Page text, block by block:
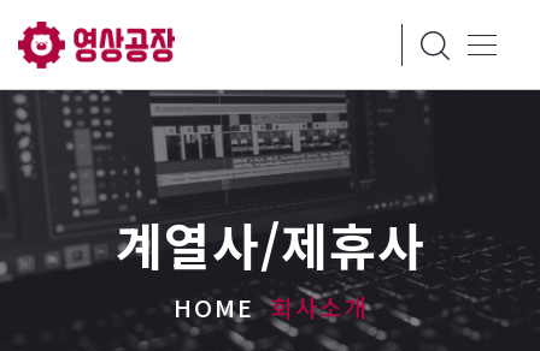
계열사/제휴사
HOME 회사소개